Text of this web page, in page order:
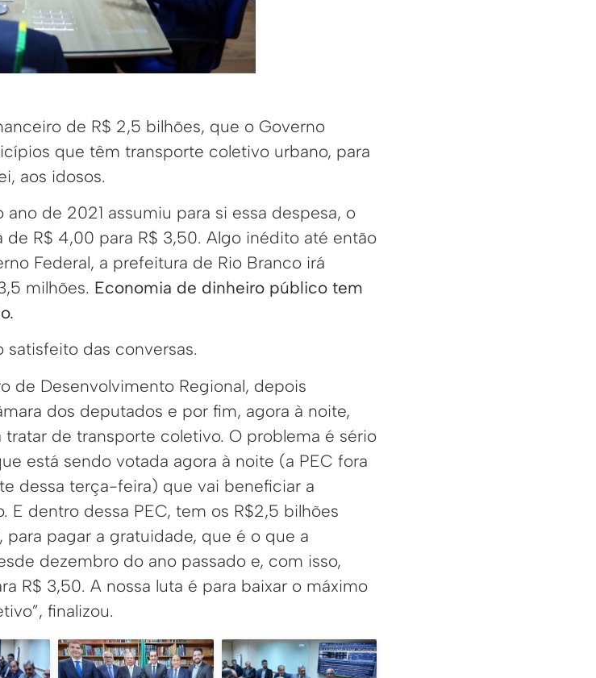
de R$ 2,5 bilhões, que o Governo
que têm transporte coletivo urbano, para
aos idosos.
de 2021 assumiu para si essa despesa, o
R$ 4,00 para R$ 3,50. Algo inédito até então
Federal, a prefeitura de Rio Branco irá
milhões. Economia de dinheiro público tem
das conversas.
de Desenvolvimento Regional, depois
dos deputados e por fim, agora à noite,
de transporte coletivo. O problema é sério
está sendo votada agora à noite (a PEC fora
dessa terça-feira) que vai beneficiar a
dentro dessa PEC, tem os R$2,5 bilhões
pagar a gratuidade, que é o que a
dezembro do ano passado e, com isso,
R$ 3,50. A nossa luta é para baixar o máximo
finalizou.